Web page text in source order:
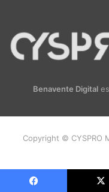
Benavente Digital
Copyright © CYSPRO